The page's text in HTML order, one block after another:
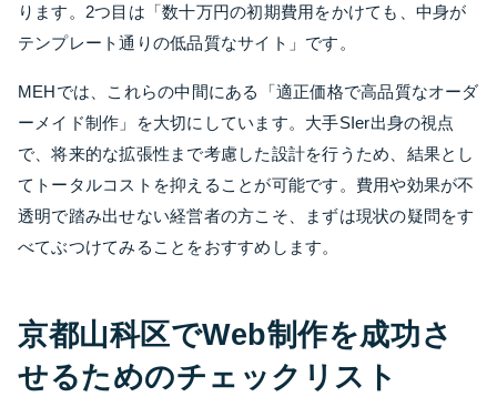
ります。2つ目は「数十万円の初期費用をかけても、中身が
テンプレート通りの低品質なサイト」です。
MEHでは、これらの中間にある「適正価格で高品質なオーダ
ーメイド制作」を大切にしています。大手SIer出身の視点
で、将来的な拡張性まで考慮した設計を行うため、結果とし
てトータルコストを抑えることが可能です。費用や効果が不
透明で踏み出せない経営者の方こそ、まずは現状の疑問をす
べてぶつけてみることをおすすめします。
京都山科区でWeb制作を成功さ
せるためのチェックリスト